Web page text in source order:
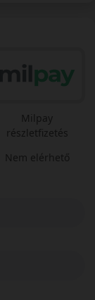
Milpay
részletfizetés
Nem elérhető